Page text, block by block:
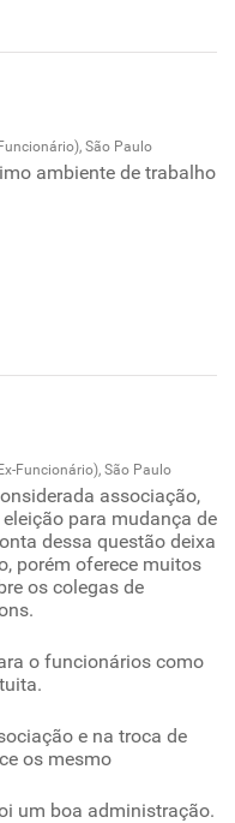
São Paulo
ambiente de trabalho
Funcionário), São Paulo
associação,
para mudança de
dessa questão deixa
porém oferece muitos
os colegas de
o funcionários como
e na troca de
os mesmo
um boa administração.